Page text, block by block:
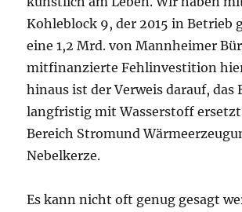
Kohleblock 9, der 2015 in Betrieb
eine 1,2 Mrd. von Mannheimer
mitfinanzierte Fehlinvestition
hinaus ist der Verweis darauf, das
langfristig mit Wasserstoff
Bereich Stromund
Nebelkerze.
Es kann nicht oft genug gesagt